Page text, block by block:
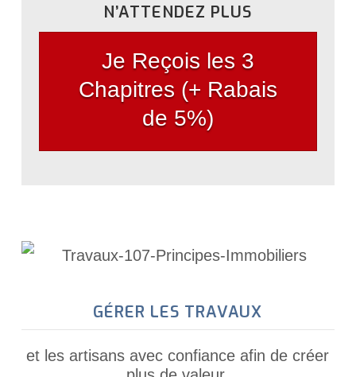
N’ATTENDEZ PLUS
Je Reçois les 3
Chapitres (+ Rabais
de 5%)
GÉRER LES TRAVAUX
et les artisans avec confiance afin de créer